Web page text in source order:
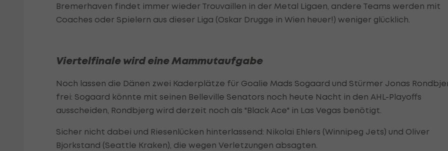
Bremerhaven findet immer wieder Trouvaillen in der Metal Ligaen, andere Teams werden mit
Coaches oder Spielern aus dieser Liga (Oskar Drugge in Wien heuer!) weniger glücklich.
Viertelfinale wird eine Mammutaufgabe
Noch lassen die Dänen zwei Kaderplätze für Goalie Mads Sogaard und Stürmer Jonas
frei: Sogaard könnte mit seinen Belleville Senators noch heute Nacht in den AHL-Playoffs
ausscheiden, Rondbjerg wird derzeit noch als "Black Ace" in Las Vegas benötigt.
Sicher nicht dabei und Riesenlücken hinterlassend: Nikolai Ehlers (Winnipeg Jets) und Oliver
Bjorkstand (Seattle Kraken), die wegen Verletzungen absagten.